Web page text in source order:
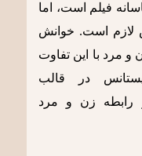
فیلم است، اما
لازم است. خوانش
و مرد با این تفاوت
در قالب
رابطه زن و مرد